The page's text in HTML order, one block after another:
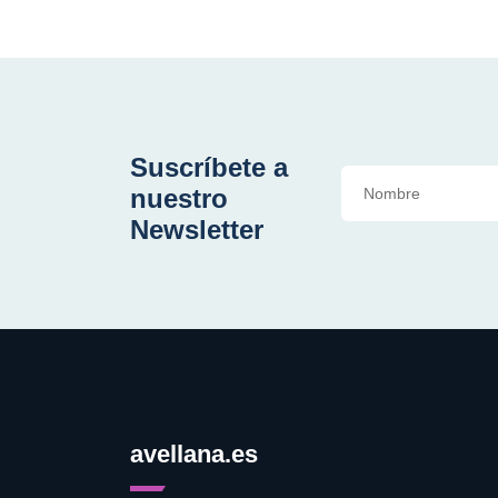
Suscríbete a
nuestro
Newsletter
avellana.es